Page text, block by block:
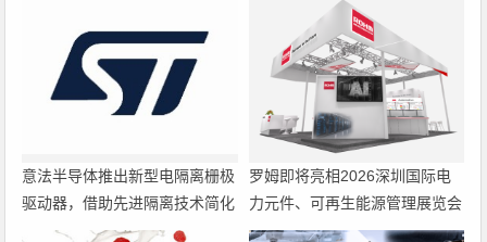
意法半导体推出新型电隔离栅极
驱动器，借助先进隔离技术简化
电源设计
罗姆即将亮相2026深圳国际电
力元件、可再生能源管理展览会
暨研讨会